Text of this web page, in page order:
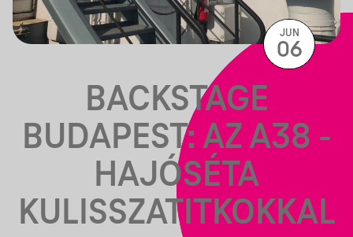
BACKSTAGE
BUDAPEST: AZ A38 -
HAJÓSÉTA
KULISSZATITKOKKAL
JUN
06